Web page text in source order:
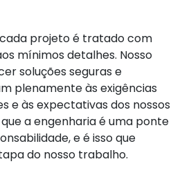
cada projeto é tratado com
mínimos detalhes. Nosso
soluções seguras e
plenamente às exigências
e às expectativas dos nossos
a engenharia é uma ponte
e é isso que
do nosso trabalho.